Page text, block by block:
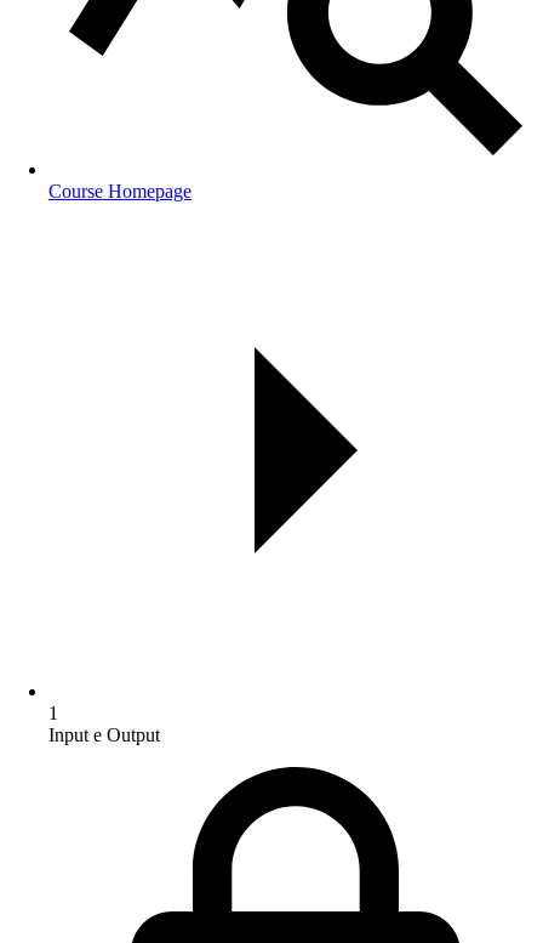
Course Homepage
1
Input e Output